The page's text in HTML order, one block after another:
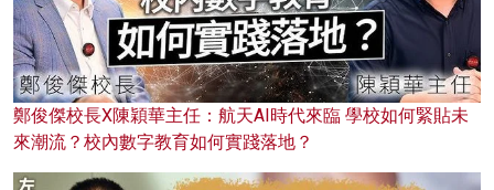
鄭俊傑校長X陳穎華主任：航天AI時代來臨 學校如何緊貼未
來潮流？校內數字教育如何實踐落地？